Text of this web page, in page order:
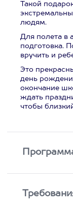
Такой
людям.
Для полета в
подготовка.
вручить и
Это
день
окончание
ждать
чтобы